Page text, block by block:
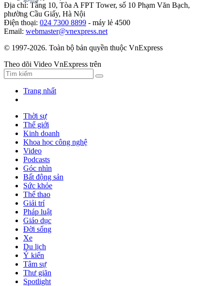
Địa chỉ: Tầng 10, Tòa A FPT Tower, số 10 Phạm Văn Bạch,
phường Cầu Giấy, Hà Nội
Điện thoại: 024 7300 8899 - máy lẻ 4500
Email: webmaster@vnexpress.net
© 1997-2026. Toàn bộ bản quyền thuộc VnExpress
Theo dõi Video VnExpress trên
Trang nhất
Thời sự
Thế giới
Kinh doanh
Khoa học công nghệ
Video
Podcasts
Góc nhìn
Bất động sản
Sức khỏe
Thể thao
Giải trí
Pháp luật
Giáo dục
Đời sống
Xe
Du lịch
Ý kiến
Tâm sự
Thư giãn
Spotlight